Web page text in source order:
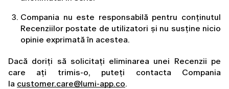
Compania nu este responsabilă pentru conținutul
Recenziilor postate de utilizatori și nu susține nicio
opinie exprimată în acestea.
Dacă doriți să solicitați eliminarea unei Recenzii pe
care ați trimis-o, puteți contacta Compania
la customer.care@lumi-app.co.